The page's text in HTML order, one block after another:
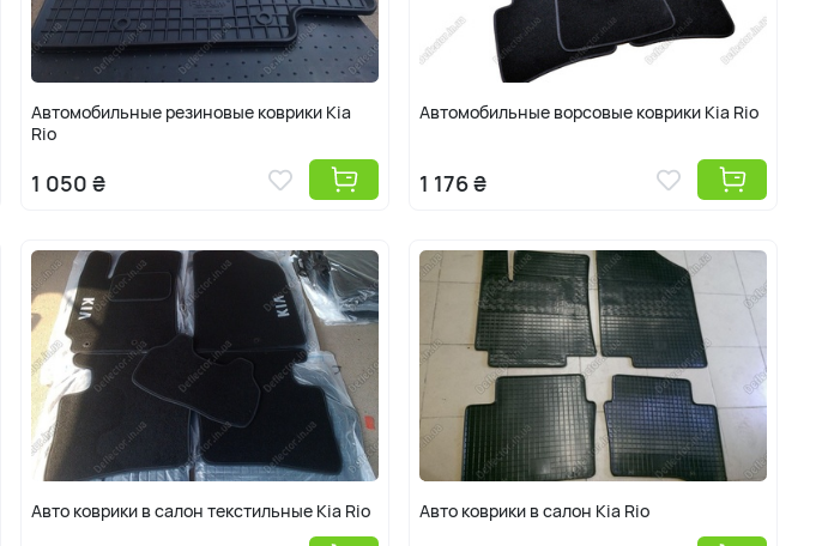
Автомобильные резиновые коврики Kia
Rio
1 050 ₴
Автомобильные ворсовые коврики Kia Rio
1 176 ₴
Авто коврики в салон текстильные Kia Rio Авто коврики в салон Kia Rio